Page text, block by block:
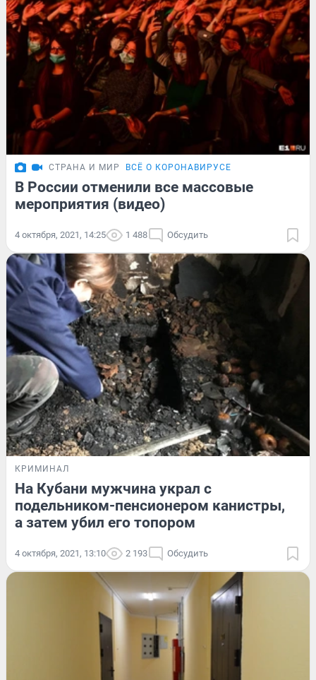
СТРАНА И МИР ВСЁ О КОРОНАВИРУСЕ
В России отменили все массовые
мероприятия (видео)
4 октября, 2021, 14:25 1 488 Обсудить
КРИМИНАЛ
На Кубани мужчина украл с
подельником-пенсионером канистры,
а затем убил его топором
4 октября, 2021, 13:10 2 193 Обсудить